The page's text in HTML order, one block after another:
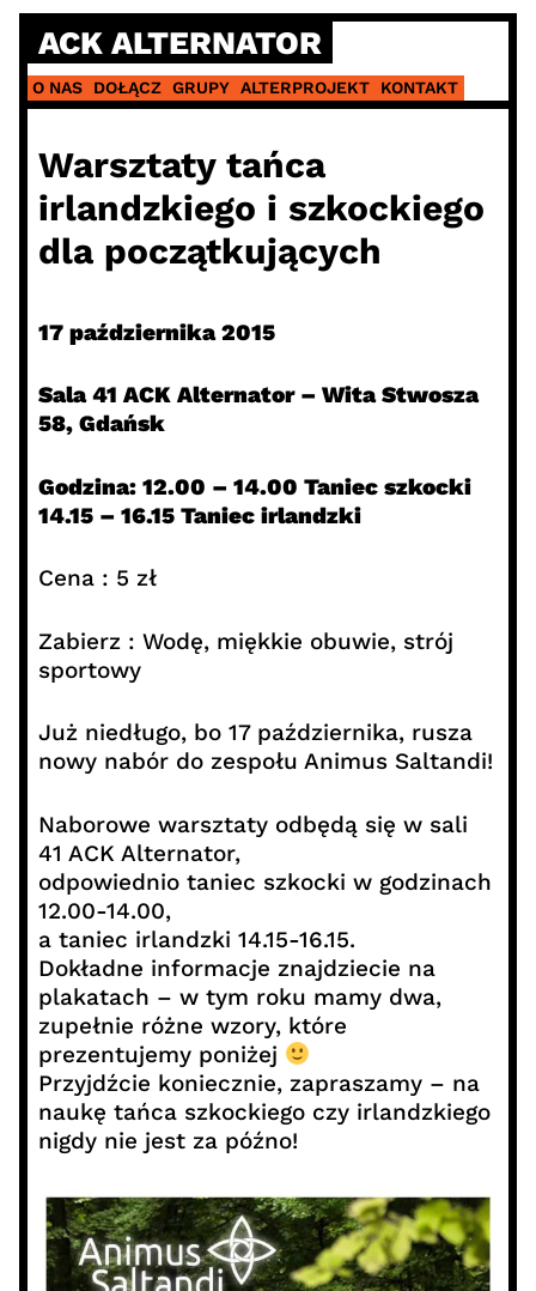
Skip
content
ACK ALTERNATOR
O NAS DOŁĄCZ GRUPY ALTERPROJEKT KONTAKT
Warsztaty tańca
irlandzkiego i szkockiego
dla początkujących
17 października 2015
Sala 41 ACK Alternator – Wita Stwosza
58, Gdańsk
Godzina: 12.00 – 14.00 Taniec szkocki
14.15 – 16.15 Taniec irlandzki
Cena : 5 zł
Zabierz : Wodę, miękkie obuwie, strój
sportowy
Już niedługo, bo 17 października, rusza
nowy nabór do zespołu Animus Saltandi!
Naborowe warsztaty odbędą się w sali
41 ACK Alternator,
odpowiednio taniec szkocki w godzinach
12.00-14.00,
a taniec irlandzki 14.15-16.15.
Dokładne informacje znajdziecie na
plakatach – w tym roku mamy dwa,
zupełnie różne wzory, które
prezentujemy poniżej
Przyjdźcie koniecznie, zapraszamy – na
naukę tańca szkockiego czy irlandzkiego
nigdy nie jest za późno!